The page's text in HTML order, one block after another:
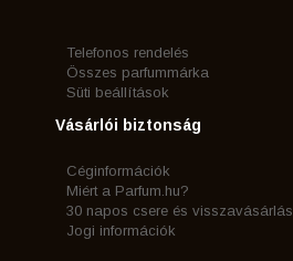
Telefonos rendelés
Összes parfummárka
Süti beállítások
Vásárlói biztonság
Céginformációk
Miért a Parfum.hu?
30 napos csere és visszavásárlás
Jogi információk